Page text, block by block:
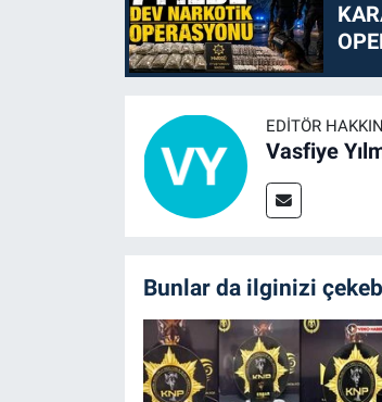
EDITÖR
Vasfiye
Bunlar da ilginizi